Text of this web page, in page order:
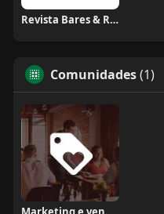
Revista Bares & Restaurantes
Comunidades(1)